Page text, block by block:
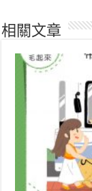
相關文章